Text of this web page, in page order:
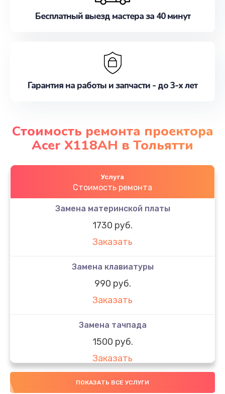
Бесплатный выезд мастера за 40 минут
Гарантия на работы и запчасти - до 3-х лет
Стоимость ремонта проектора
Acer X118AH в Тольятти
Услуга
Стоимость ремонта
Замена материнской платы
1730 руб.
Заказать
Замена клавиатуры
990 руб.
Заказать
Замена тачпада
1500 руб.
Заказать
Замена южного моста
ПОКАЗАТЬ ВСЕ УСЛУГИ